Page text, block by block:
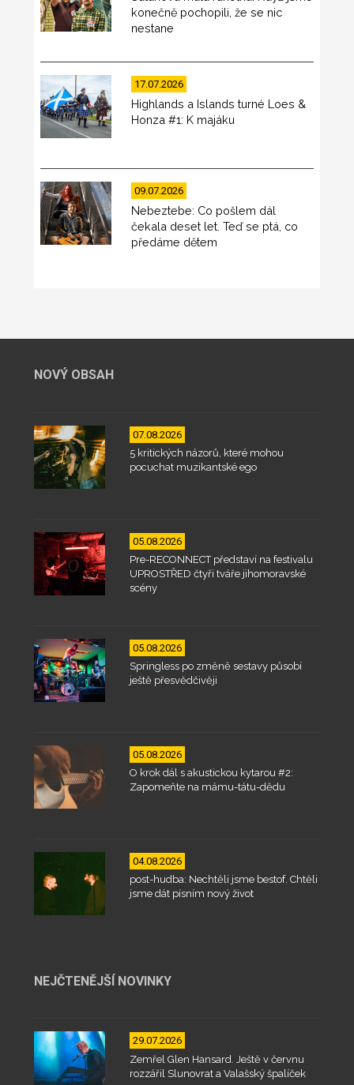
konečně pochopili, že se nic
nestane
17.07.2026
Highlands a Islands turné Loes &
Honza #1: K majáku
09.07.2026
Nebeztebe: Co pošlem dál
čekala deset let. Teď se ptá, co
předáme dětem
NOVÝ OBSAH
07.08.2026
5 kritických názorů, které mohou
pocuchat muzikantské ego
05.08.2026
Pre-RECONNECT představí na festivalu
UPROSTŘED čtyři tváře jihomoravské
scény
05.08.2026
Springless po změně sestavy působí
ještě přesvědčivěji
05.08.2026
O krok dál s akustickou kytarou #2:
Zapomeňte na mámu-tátu-dědu
04.08.2026
post-hudba: Nechtěli jsme bestof. Chtěli
jsme dát písním nový život
NEJČTENĚJŠÍ NOVINKY
29.07.2026
Zemřel Glen Hansard. Ještě v červnu
rozzářil Slunovrat a Valašský špalíček